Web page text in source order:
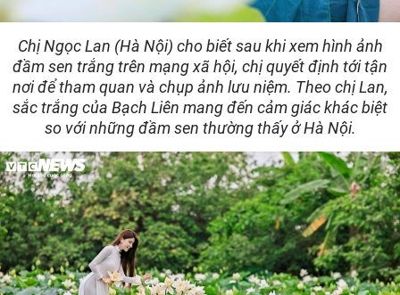
Chị Ngọc Lan (Hà Nội) cho biết sau khi xem hình ảnh
đầm sen trắng trên mạng xã hội, chị quyết định tới tận
nơi để tham quan và chụp ảnh lưu niệm. Theo chị Lan,
sắc trắng của Bạch Liên mang đến cảm giác khác biệt
so với những đầm sen thường thấy ở Hà Nội.